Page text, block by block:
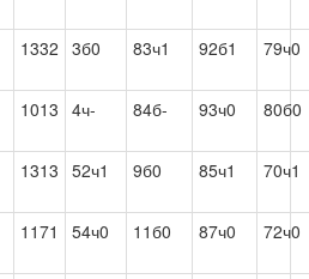
1332 3б0 83ч1 92б1 79ч0
1013 4ч- 84б- 93ч0 80б0
1313 52ч1 9б0 85ч1 70ч1
1171 54ч0 11б0 87ч0 72ч0